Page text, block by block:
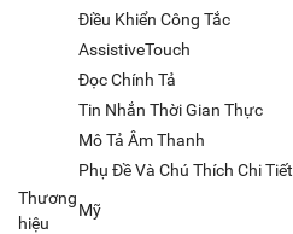
Điều Khiển Công Tắc
AssistiveTouch
Đọc Chính Tả
Tin Nhắn Thời Gian Thực
Mô Tả Âm Thanh
Phụ Đề Và Chú Thích Chi Tiết
Thương
hiệu
Mỹ